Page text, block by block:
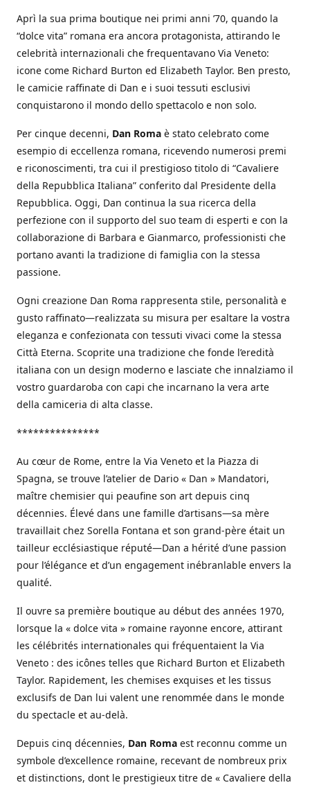
Aprì la sua prima boutique nei primi anni ’70, quando la
“dolce vita” romana era ancora protagonista, attirando le
celebrità internazionali che frequentavano Via Veneto:
icone come Richard Burton ed Elizabeth Taylor. Ben presto,
le camicie raffinate di Dan e i suoi tessuti esclusivi
conquistarono il mondo dello spettacolo e non solo.
Per cinque decenni, Dan Roma è stato celebrato come
esempio di eccellenza romana, ricevendo numerosi premi
e riconoscimenti, tra cui il prestigioso titolo di “Cavaliere
della Repubblica Italiana” conferito dal Presidente della
Repubblica. Oggi, Dan continua la sua ricerca della
perfezione con il supporto del suo team di esperti e con la
collaborazione di Barbara e Gianmarco, professionisti che
portano avanti la tradizione di famiglia con la stessa
passione.
Ogni creazione Dan Roma rappresenta stile, personalità e
gusto raffinato—realizzata su misura per esaltare la vostra
eleganza e confezionata con tessuti vivaci come la stessa
Città Eterna. Scoprite una tradizione che fonde l’eredità
italiana con un design moderno e lasciate che innalziamo il
vostro guardaroba con capi che incarnano la vera arte
della camiceria di alta classe.
***************
Au cœur de Rome, entre la Via Veneto et la Piazza di
Spagna, se trouve l’atelier de Dario « Dan » Mandatori,
maître chemisier qui peaufine son art depuis cinq
décennies. Élevé dans une famille d’artisans—sa mère
travaillait chez Sorella Fontana et son grand-père était un
tailleur ecclésiastique réputé—Dan a hérité d’une passion
pour l’élégance et d’un engagement inébranlable envers la
qualité.
Il ouvre sa première boutique au début des années 1970,
lorsque la « dolce vita » romaine rayonne encore, attirant
les célébrités internationales qui fréquentaient la Via
Veneto : des icônes telles que Richard Burton et Elizabeth
Taylor. Rapidement, les chemises exquises et les tissus
exclusifs de Dan lui valent une renommée dans le monde
du spectacle et au-delà.
Depuis cinq décennies, Dan Roma est reconnu comme un
symbole d’excellence romaine, recevant de nombreux prix
et distinctions, dont le prestigieux titre de « Cavaliere della